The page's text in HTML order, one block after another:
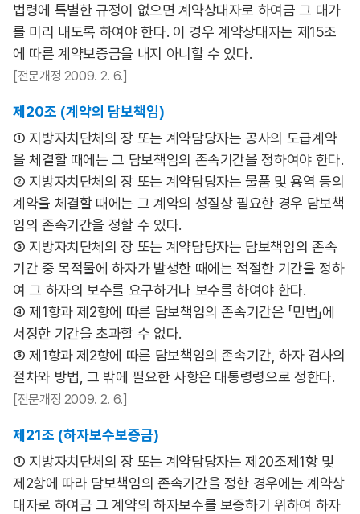
법령에 특별한 규정이 없으면 계약상대자로 하여금 그 대가
를 미리 내도록 하여야 한다. 이 경우 계약상대자는 제15조
에 따른 계약보증금을 내지 아니할 수 있다.
[전문개정 2009. 2. 6.]
제20조 (계약의 담보책임)
① 지방자치단체의 장 또는 계약담당자는 공사의 도급계약
을 체결할 때에는 그 담보책임의 존속기간을 정하여야 한다.
② 지방자치단체의 장 또는 계약담당자는 물품 및 용역 등의
계약을 체결할 때에는 그 계약의 성질상 필요한 경우 담보책
임의 존속기간을 정할 수 있다.
③ 지방자치단체의 장 또는 계약담당자는 담보책임의 존속
기간 중 목적물에 하자가 발생한 때에는 적절한 기간을 정하
여 그 하자의 보수를 요구하거나 보수를 하여야 한다.
④ 제1항과 제2항에 따른 담보책임의 존속기간은 「민법」에
서정한 기간을 초과할 수 없다.
⑤ 제1항과 제2항에 따른 담보책임의 존속기간, 하자 검사의
절차와 방법, 그 밖에 필요한 사항은 대통령령으로 정한다.
[전문개정 2009. 2. 6.]
제21조 (하자보수보증금)
① 지방자치단체의 장 또는 계약담당자는 제20조제1항 및
제2항에 따라 담보책임의 존속기간을 정한 경우에는 계약상
대자로 하여금 그 계약의 하자보수를 보증하기 위하여 하자